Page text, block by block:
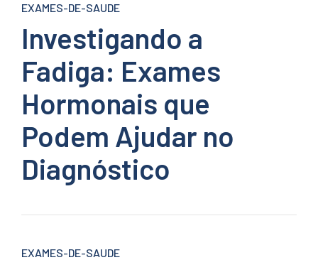
EXAMES-DE-SAUDE
Investigando a
Fadiga: Exames
Hormonais que
Podem Ajudar no
Diagnóstico
EXAMES-DE-SAUDE